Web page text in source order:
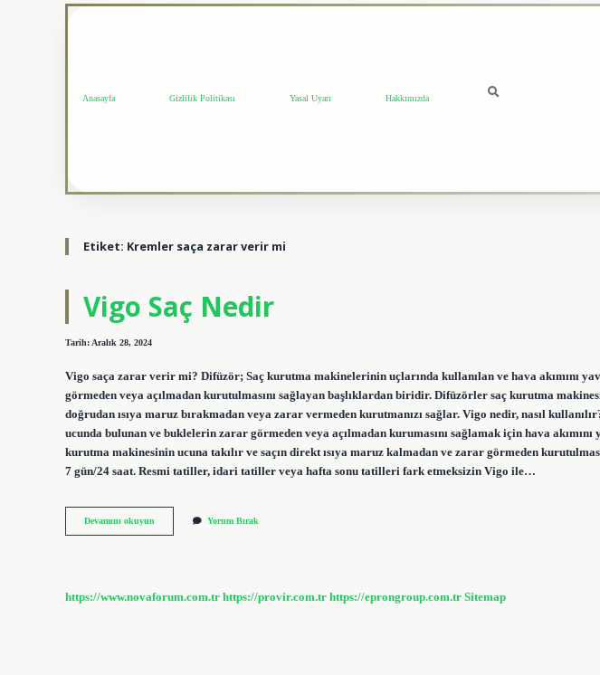
Anasayfa Gizlilik Politikası Yasal Uyarı Hakkımızda
Etiket: Kremler saça zarar verir mi
Vigo Saç Nedir
Tarih: Aralık 28, 2024
Vigo saça zarar verir mi? Difüzör; Saç kurutma makinelerinin uçlarında kullanılan ve hava akımını
görmeden veya açılmadan kurutulmasını sağlayan başlıklardan biridir. Difüzörler saç kurutma
doğrudan ısıya maruz bırakmadan veya zarar vermeden kurutmanızı sağlar. Vigo nedir, nasıl
ucunda bulunan ve buklelerin zarar görmeden veya açılmadan kurumasını sağlamak için hava akımını
kurutma makinesinin ucuna takılır ve saçın direkt ısıya maruz kalmadan ve zarar görmeden
7 gün/24 saat. Resmi tatiller, idari tatiller veya hafta sonu tatilleri fark etmeksizin Vigo ile…
Devamını okuyun
Saç
Yorum Bırak
https://www.novaforum.com.tr https://provir.com.tr https://eprongroup.com.tr Sitemap